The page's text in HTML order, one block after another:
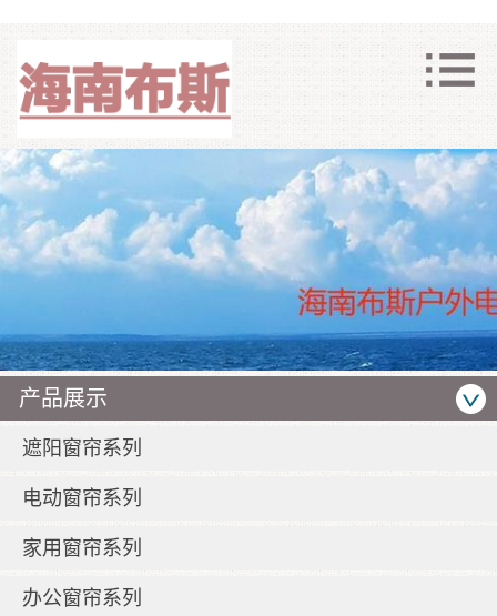
产品展示
遮阳窗帘系列
电动窗帘系列
家用窗帘系列
办公窗帘系列